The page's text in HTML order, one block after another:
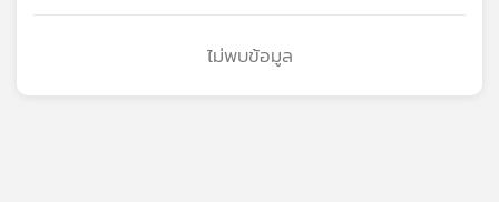
เพล
ไม่พบข้อมูล